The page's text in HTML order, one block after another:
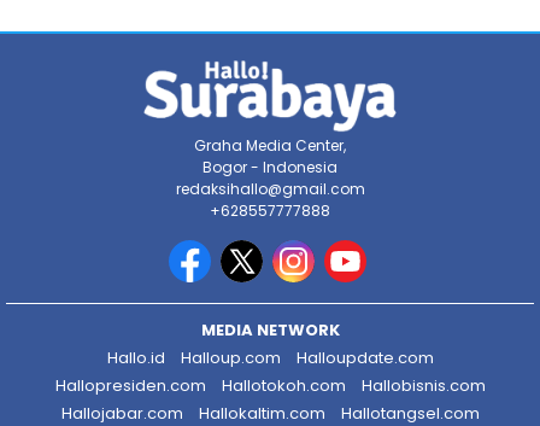
Graha Media Center,
Bogor - Indonesia
redaksihallo@gmail.com
+628557777888
MEDIA NETWORK
Hallo.id
Halloup.com
Halloupdate.com
Hallopresiden.com
Hallotokoh.com
Hallobisnis.com
Hallojabar.com
Hallokaltim.com
Hallotangsel.com